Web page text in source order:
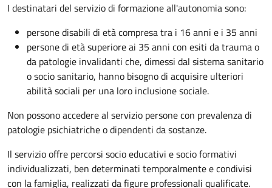
I destinatari del servizio di formazione all'autonomia sono:
persone disabili di età compresa tra i 16 anni e i 35 anni
persone di età superiore ai 35 anni con esiti da trauma o
da patologie invalidanti che, dimessi dal sistema sanitario
o socio sanitario, hanno bisogno di acquisire ulteriori
abilità sociali per una loro inclusione sociale.
Non possono accedere al servizio persone con prevalenza di
patologie psichiatriche o dipendenti da sostanze.
Il servizio offre percorsi socio educativi e socio formativi
individualizzati, ben determinati temporalmente e condivisi
con la famiglia, realizzati da figure professionali qualificate.